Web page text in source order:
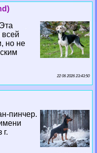
но не
22 06 2026 23:43:50
пинчер.